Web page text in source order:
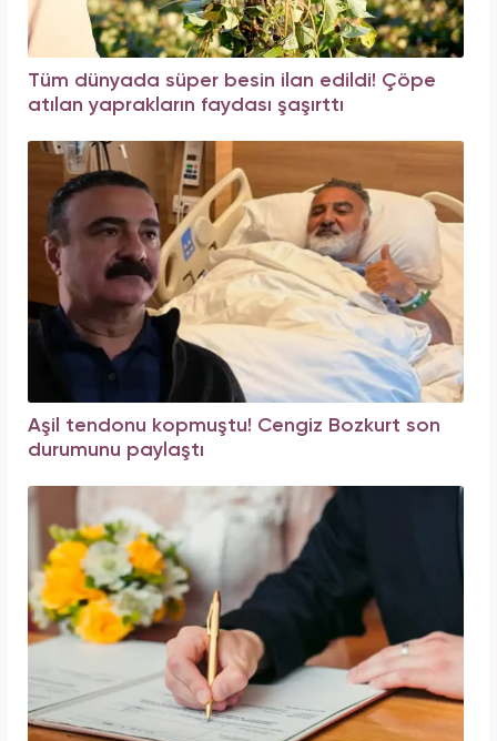
Tüm dünyada süper besin ilan edildi! Çöpe
atılan yaprakların faydası şaşırttı
Aşil tendonu kopmuştu! Cengiz Bozkurt son
durumunu paylaştı